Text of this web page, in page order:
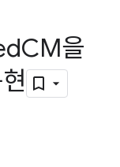
CM을